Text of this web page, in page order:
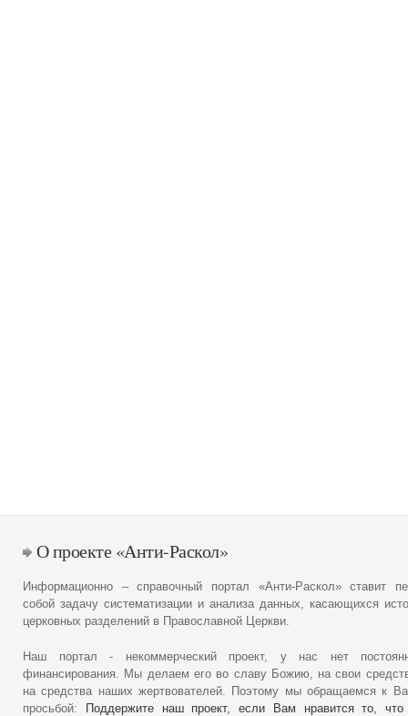
О проекте «Анти-Раскол»
Информационно – справочный портал «Анти-Раскол» ставит
собой задачу систематизации и анализа данных, касающихся
церковных разделений в Православной Церкви.
Наш портал - некоммерческий проект, у нас нет
финансирования. Мы делаем его во славу Божию, на свои
на средства наших жертвователей. Поэтому мы обращаемся к
просьбой:
Поддержите наш проект, если Вам нравится то,